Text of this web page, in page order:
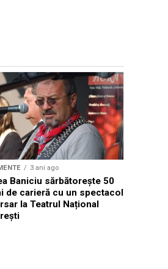
3 ani ago
Baniciu sărbătorește 50
de carieră cu un spectacol
la Teatrul Național